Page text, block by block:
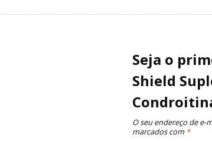
Seja o
Shield
O seu endereço de e-
marcados com *